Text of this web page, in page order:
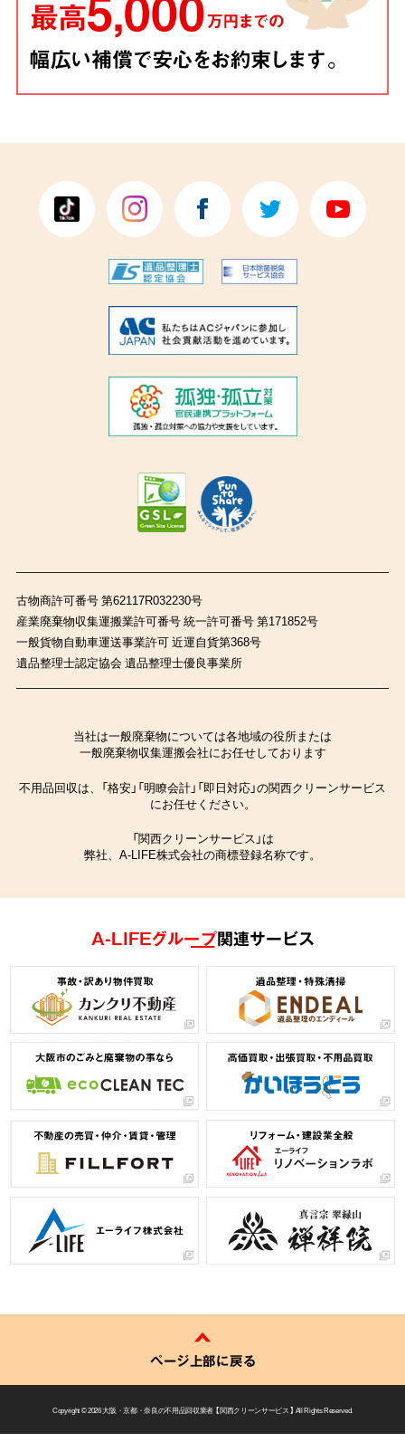
古物商許可番号 第62117R032230号
産業廃棄物収集運搬業許可番号 統一許可番号 第171852号
一般貨物自動車運送事業許可 近運自貨第368号
遺品整理士認定協会 遺品整理士優良事業所
当社は一般廃棄物については各地域の役所または
一般廃棄物収集運搬会社にお任せしております
不用品回収は、「格安」「明瞭会計」「即日対応」の関西クリーンサービス
にお任せください。
「関西クリーンサービス」は
弊社、A-LIFE株式会社の商標登録名称です。
A-LIFEグループ関連サービス
ページ上部に戻る
Copyright © 2026大阪・京都・奈良の不用品回収業者 【 関西クリーンサービス 】 All Rights Reserved.